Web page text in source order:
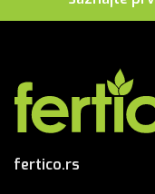
fertico.rs